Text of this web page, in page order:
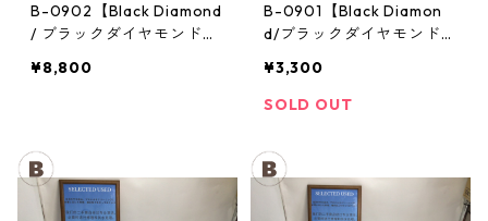
B-0902【Black Diamond
/ ブラックダイヤモンド】
イル
¥8,800
B-0901【Black Diamon
d/ブラックダイヤモンド】
¥3,300
SOLD OUT